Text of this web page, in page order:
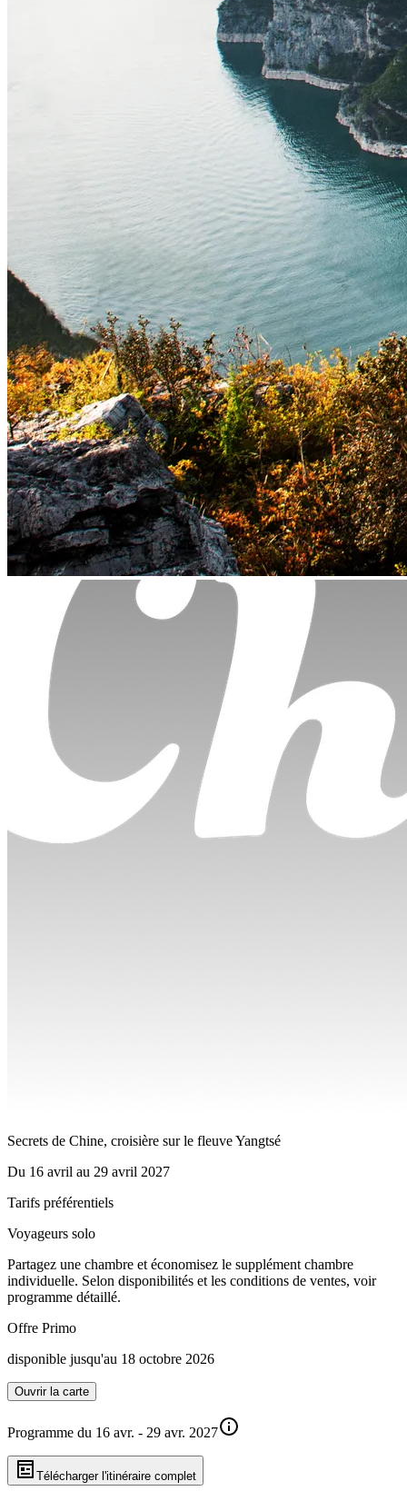
Secrets de Chine, croisière sur le fleuve Yangtsé
Du 16 avril au 29 avril 2027
Tarifs préférentiels
Voyageurs solo
Partagez une chambre et économisez le supplément chambre
individuelle. Selon disponibilités et les conditions de ventes, voir
programme détaillé.
Offre Primo
disponible jusqu'au 18 octobre 2026
Ouvrir la carte
Programme du 16 avr. - 29 avr. 2027
Télécharger l'itinéraire complet